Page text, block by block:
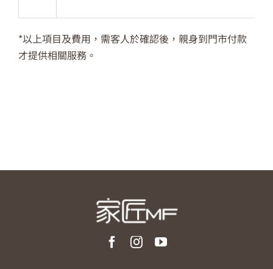
*以上項目及費用，需客人於確認後，親身到門市付款
才提供相關服務。